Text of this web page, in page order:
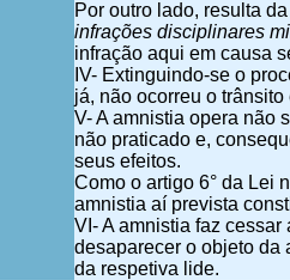
Por outro lado, resulta
infrações disciplinares
infração aqui em causa
IV- Extinguindo-se o
já, não ocorreu o trânsito
V- A amnistia opera não
não praticado e,
seus efeitos.
Como o artigo 6° da Lei
amnistia aí prevista
VI- A amnistia faz
desaparecer o objeto da
da respetiva lide.